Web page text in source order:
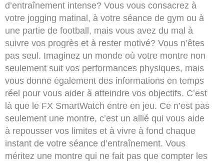
d’entraînement intense? Vous vous consacrez à
votre jogging matinal, à votre séance de gym ou à
une partie de football, mais vous avez du mal à
suivre vos progrès et à rester motivé? Vous n’êtes
pas seul. Imaginez un monde où votre montre non
seulement suit vos performances physiques, mais
vous donne également des informations en temps
réel pour vous aider à atteindre vos objectifs. C’est
là que le FX SmartWatch entre en jeu. Ce n’est pas
seulement une montre, c’est un allié qui vous aide
à repousser vos limites et à vivre à fond chaque
instant de votre séance d’entraînement. Vous
méritez une montre qui ne fait pas que compter les